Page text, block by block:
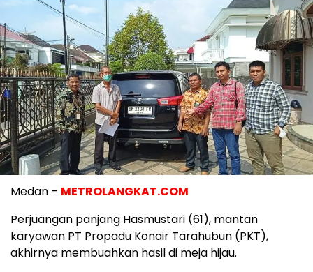
Medan – METROLANGKAT.COM
Perjuangan panjang Hasmustari (61), mantan
karyawan PT Propadu Konair Tarahubun (PKT),
akhirnya membuahkan hasil di meja hijau.